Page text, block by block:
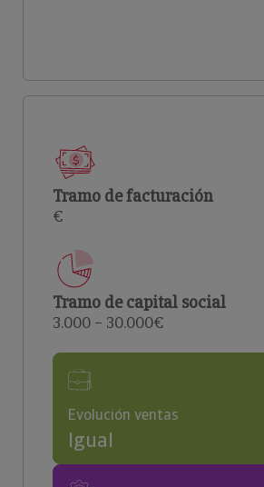
Tramo de facturación
€
Tramo de capital social
3.000 – 30.000€
Evolución ventas
Igual